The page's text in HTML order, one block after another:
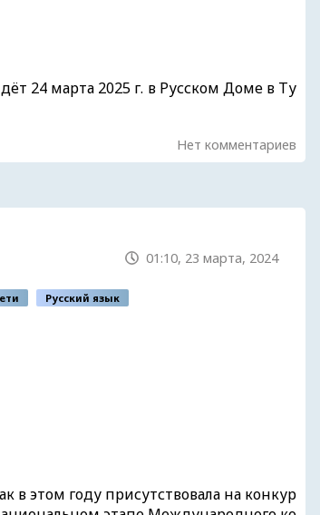
24 марта 2025 г. в Русском Доме в Ту
Нет комментариев
01:10, 23 марта, 2024
Русский язык
в этом году присутствовала на конкур